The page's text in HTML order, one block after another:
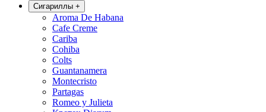
Сигариллы +
Aroma De Habana
Cafe Creme
Cariba
Cohiba
Colts
Guantanamera
Montecristo
Partagas
Romeo y Julieta